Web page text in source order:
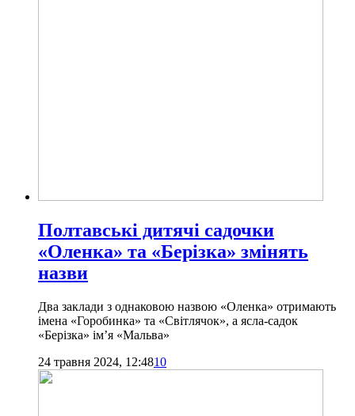
Полтавські дитячі садочки
«Оленка» та «Берізка» змінять
назви
Два заклади з однаковою назвою «Оленка» отримають
імена «Горобинка» та «Світлячок», а ясла-садок
«Берізка» ім’я «Мальва»
24 травня 2024, 12:4810